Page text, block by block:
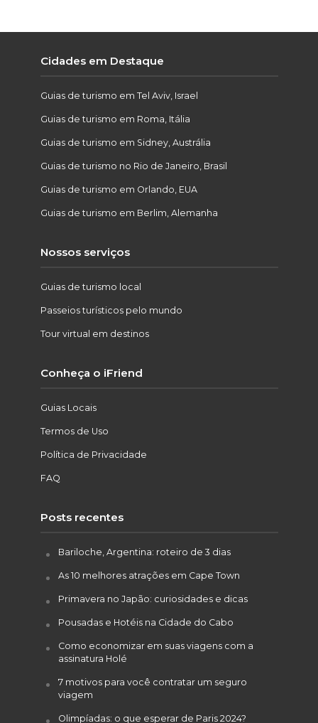
Cidades em Destaque
Guias de turismo em Tel Aviv, Israel
Guias de turismo em Roma, Itália
Guias de turismo em Sidney, Austrália
Guias de turismo no Rio de Janeiro, Brasil
Guias de turismo em Orlando, EUA
Guias de turismo em Berlim, Alemanha
Nossos serviços
Guias de turismo local
Passeios turísticos pelo mundo
Tour virtual em destinos
Conheça o iFriend
Guias Locais
Termos de Uso
Política de Privacidade
FAQ
Posts recentes
Bariloche, Argentina: roteiro de 3 dias
As 10 melhores atrações em Cape Town
Primavera no Japão: curiosidades e dicas
Pousadas e Hotéis na Cidade do Cabo
Como economizar em suas viagens com a
assinatura Holé
7 motivos para você contratar um seguro
viagem
Olimpíadas: o que esperar de Paris 2024?